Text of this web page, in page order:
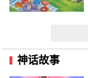
神话故事